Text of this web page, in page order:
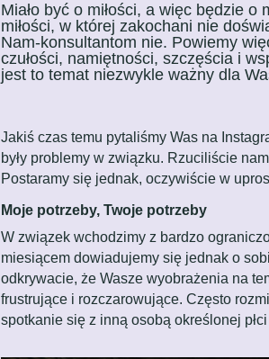
Miało być o miłości, a więc będzie
miłości, w której zakochani nie
Nam-konsultantom nie. Powiemy
czułości, namiętności, szczęścia i
jest to temat niezwykle ważny dla
Jakiś czas temu pytaliśmy Was na
były problemy w związku. Rzuciliście
Postaramy się jednak, oczywiście w
Moje potrzeby, Twoje potrzeby
W związek wchodzimy z bardzo
miesiącem dowiadujemy się jednak o
odkrywacie, że Wasze wyobrażenia na
frustrujące i rozczarowujące. Często
spotkanie się z inną osobą określonej